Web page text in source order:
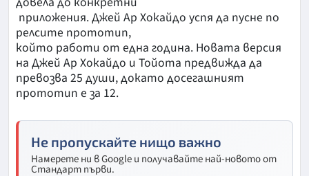
приложения. Джей Ар Хокайдо успя да пусне по
релсите прототип,
който работи от една година. Новата версия
на Джей Ар Хокайдо и Тойота предвижда да
превозва 25 души, докато досегашният
прототип е за 12.
Не пропускайте нищо важно
Намерете ни в Google и получавайте най-новото от
Стандарт първи.